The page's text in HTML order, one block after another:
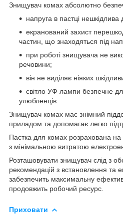
Знищувач комах абсолютно
напруга в пастці
екранований захист
частин, що знаходяться під
при роботі знищувача не
речовини;
він не виділяє ніяких
світло УФ лампи безпечне
улюбленців.
Знищувач комах має знімний
приладом та допомагає легко
Пастка для комах розрахована
з мінімальною витратою
Розташовувати знищувач слід з
рекомендацій з встановлення та
забезпечить максимальну
продовжить робочий ресурс.
Приховати